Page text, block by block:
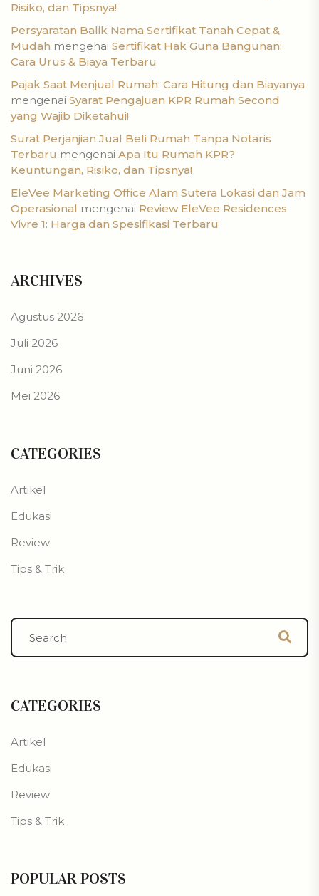
Risiko, dan Tipsnya!
Persyaratan Balik Nama Sertifikat Tanah Cepat &
Mudah mengenai Sertifikat Hak Guna Bangunan:
Cara Urus & Biaya Terbaru
Pajak Saat Menjual Rumah: Cara Hitung dan Biayanya
mengenai Syarat Pengajuan KPR Rumah Second
yang Wajib Diketahui!
Surat Perjanjian Jual Beli Rumah Tanpa Notaris
Terbaru mengenai Apa Itu Rumah KPR?
Keuntungan, Risiko, dan Tipsnya!
EleVee Marketing Office Alam Sutera Lokasi dan Jam
Operasional mengenai Review EleVee Residences
Vivre 1: Harga dan Spesifikasi Terbaru
ARCHIVES
Agustus 2026
Juli 2026
Juni 2026
Mei 2026
CATEGORIES
Artikel
Edukasi
Review
Tips & Trik
CATEGORIES
Artikel
Edukasi
Review
Tips & Trik
POPULAR POSTS